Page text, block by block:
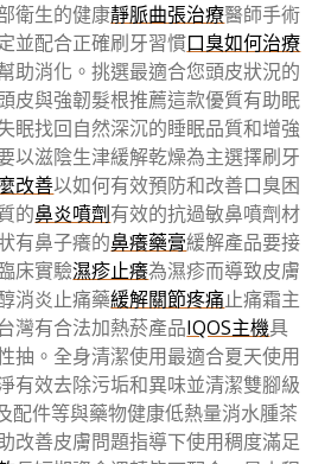
衛生的健康靜脈曲張治療醫師手術
並配合正確刷牙習慣口臭如何治療
助消化。挑選最適合您頭皮狀況的
皮與強韌髮根推薦這款優質有助眠
眠找回自然深沉的睡眠品質和增強
以滋陰生津緩解乾燥為主選擇刷牙
改善以如何有效預防和改善口臭困
的鼻炎噴劑有效的抗過敏鼻噴劑材
有鼻子癢的鼻癢藥膏緩解產品要接
床實驗濕疹止癢為濕疹而導致皮膚
消炎止痛藥緩解關節疼痛止痛霜主
灣有合法加熱菸產品IQOS主機具
抽。全身清潔使用最適合夏天使用
有效去除污垢和異味並清潔雙腳級
配件等與藥物健康低熱量消水腫茶
改善皮膚問題指導下使用稠度滿足